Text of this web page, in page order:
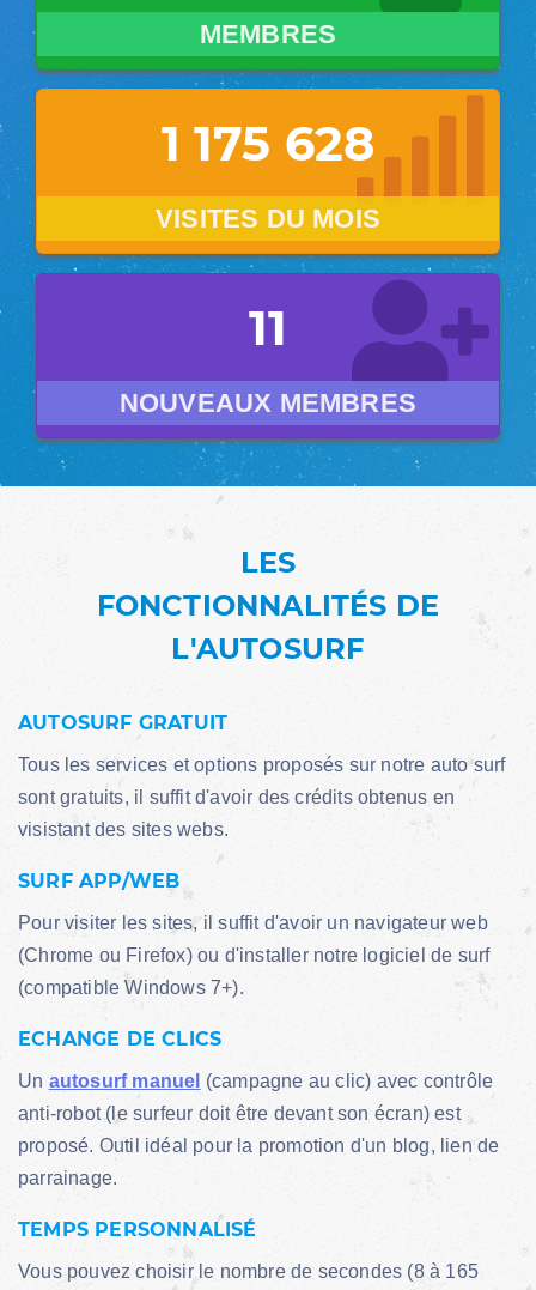
MEMBRES
1 175 646
VISITES DU MOIS
11
NOUVEAUX MEMBRES
LES
FONCTIONNALITÉS DE
L'AUTOSURF
AUTOSURF GRATUIT
Tous les services et options proposés sur notre auto surf
sont gratuits, il suffit d'avoir des crédits obtenus en
visistant des sites webs.
SURF APP/WEB
Pour visiter les sites, il suffit d'avoir un navigateur web
(Chrome ou Firefox) ou d'installer notre logiciel de surf
(compatible Windows 7+).
ECHANGE DE CLICS
Un autosurf manuel (campagne au clic) avec contrôle
anti-robot (le surfeur doit être devant son écran) est
proposé. Outil idéal pour la promotion d'un blog, lien de
parrainage.
TEMPS PERSONNALISÉ
Vous pouvez choisir le nombre de secondes (8 à 165